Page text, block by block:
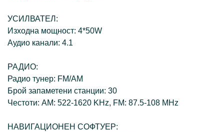
УСИЛВАТЕЛ:
Изходна мощност: 4*50W
Аудио канали: 4.1
РАДИО:
Радио тунер: FM/AM
Брой запаметени станции: 30
Честоти: AM: 522-1620 KHz, FM: 87.5-108 MHz
НАВИГАЦИОНЕН СОФТУЕР: